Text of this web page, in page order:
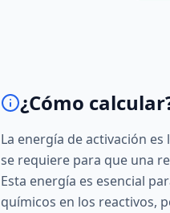
¿Cómo
La energía de activación
se requiere para que una
Esta energía es esencial
químicos en los reactivos,